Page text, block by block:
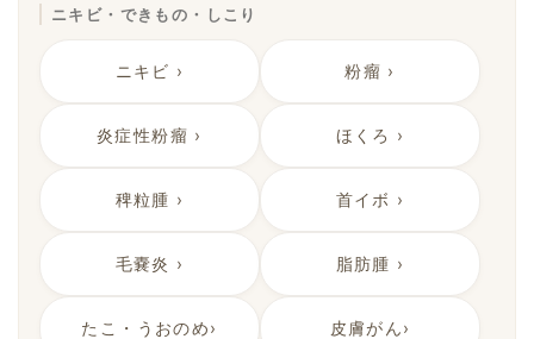
ニキビ・できもの・しこり
ニキビ › 粉瘤 ›
炎症性粉瘤 › ほくろ ›
稗粒腫 › 首イボ ›
毛嚢炎 › 脂肪腫 ›
たこ・うおのめ› 皮膚がん›